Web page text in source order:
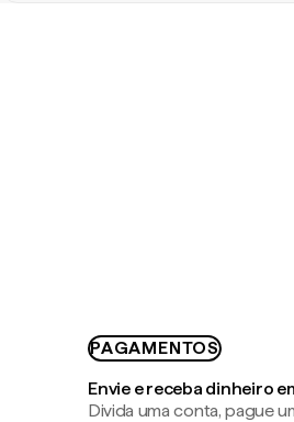
PAGAMENTOS
Envie e receba dinheiro
Divida uma conta, pague